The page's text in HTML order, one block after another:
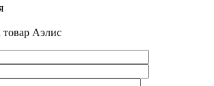
товар Аэлис